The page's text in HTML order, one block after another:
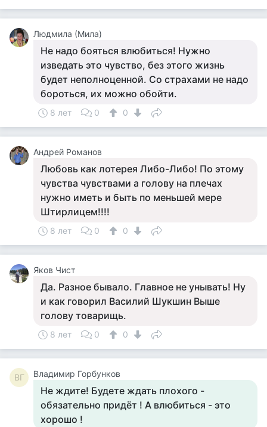
Людмила (Мила)
Не надо бояться влюбиться! Нужно
изведать это чувство, без этого жизнь
будет неполноценной. Со страхами не надо
бороться, их можно обойти.
8 лет 0 0
Андрей Романов
Любовь как лотерея Либо-Либо! По этому
чувства чувствами а голову на плечах
нужно иметь и быть по меньшей мере
Штирлицем!!!!
8 лет 0 0
Яков Чист
Да. Разное бывало. Главное не унывать! Ну
и как говорил Василий Шукшин Выше
голову товарищь.
8 лет 0 0
ВГ Владимир Горбунков
Не ждите! Будете ждать плохого -
обязательно придёт ! А влюбиться - это
хорошо !